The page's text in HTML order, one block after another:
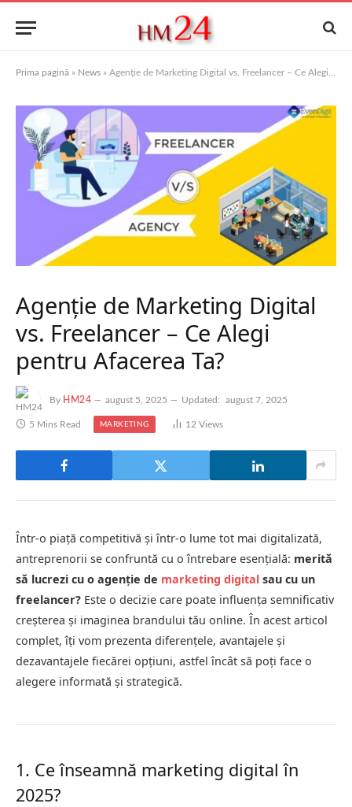
Prima pagină » News » Agenție de Marketing Digital vs. Freelancer – Ce Alegi pentru Afacerea Ta?
Agenție de Marketing Digital
vs. Freelancer – Ce Alegi
pentru Afacerea Ta?
By HM24 august 5, 2025 Updated: august 7, 2025
5 Mins Read MARKETING 12 Views
Într-o piață competitivă și într-o lume tot mai digitalizată,
antreprenorii se confruntă cu o întrebare esențială: merită
să lucrezi cu o agenție de marketing digital sau cu un
freelancer? Este o decizie care poate influența semnificativ
creșterea și imaginea brandului tău online. În acest articol
complet, îți vom prezenta diferențele, avantajele și
dezavantajele fiecărei opțiuni, astfel încât să poți face o
alegere informată și strategică.
1. Ce înseamnă marketing digital în
2025?